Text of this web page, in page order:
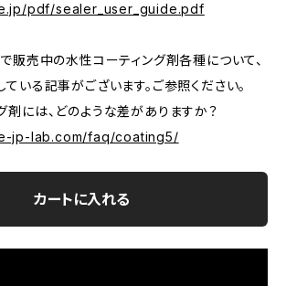
pdf/sealer_user_guide.pdf
で販売中の水性コーティング剤各種について、
いる記事がございます。ご参照ください。
には、どのような差がありますか？
jp-lab.com/faq/coating5/
カートに入れる